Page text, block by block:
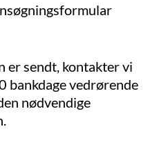
er sendt, kontakter vi
bankdage vedrørende
nødvendige